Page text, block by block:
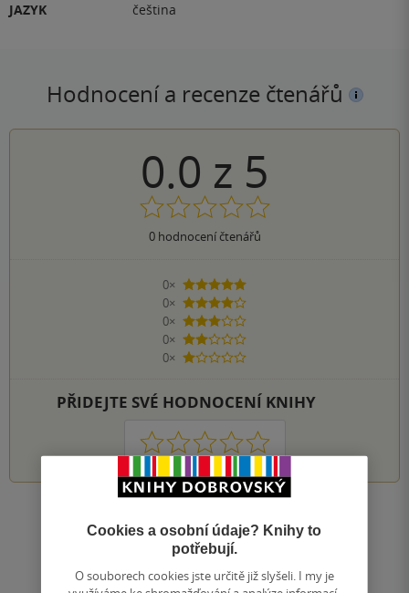
JAZYK
čeština
Hodnocení a recenze čtenářů
0.0 z 5
0hodnocení čtenářů
0×
5 hvězdiček
0×
4 hvězdičky
0×
3 hvězdičky
0×
2 hvězdičky
0×
1 hvezdička
PŘIDEJTE SVÉ HODNOCENÍ KNIHY
1 2 3 4 5
Přidat hodnocení
Cookies a osobní údaje? Knihy to
potřebují.
O souborech cookies jste určitě již slyšeli. I my je